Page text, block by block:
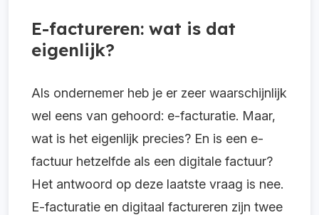
E-factureren: wat is dat
eigenlijk?
Als ondernemer heb je er zeer waarschijnlijk
wel eens van gehoord: e-facturatie. Maar,
wat is het eigenlijk precies? En is een e-
factuur hetzelfde als een digitale factuur?
Het antwoord op deze laatste vraag is nee.
E-facturatie en digitaal factureren zijn twee